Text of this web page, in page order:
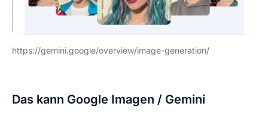
https://gemini.google/overview/image-generation/
Das kann Google Imagen / Gemini